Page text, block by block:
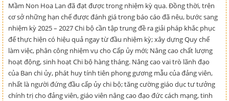
Mầm Non Hoa Lan đã đạt được trong nhiệm kỳ qua. Đồng thời, trên
cơ sở những hạn chế được đánh giá trong báo cáo đã nêu, bước sang
nhiệm kỳ 2025 – 2027 Chi bộ cần tập trung đề ra giải pháp khắc phục
để thực hiện có hiệu quả ngay từ đầu nhiệm kỳ; xây dựng Quy chế
làm việc, phân công nhiệm vụ cho Cấp ủy mới; Nâng cao chất lượng
hoạt động, sinh hoạt Chi bộ hàng tháng. Nâng cao vai trò lãnh đạo
của Ban chi ủy, phát huy tính tiên phong gương mẫu của đảng viên,
nhất là người đứng đầu cấp ủy chi bộ; tăng cường giáo dục tư tưởng
chính trị cho đảng viên, giáo viên nâng cao đạo đức cách mạng, tinh